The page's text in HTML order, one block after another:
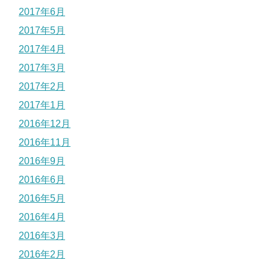
2017年6月
2017年5月
2017年4月
2017年3月
2017年2月
2017年1月
2016年12月
2016年11月
2016年9月
2016年6月
2016年5月
2016年4月
2016年3月
2016年2月